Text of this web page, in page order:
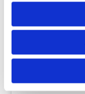
Social
Många är
med Social